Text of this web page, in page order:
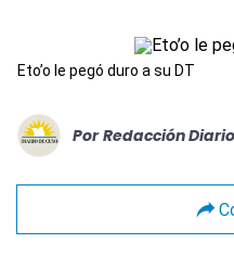
Eto’o le pegó duro a su DT
Por Redacción